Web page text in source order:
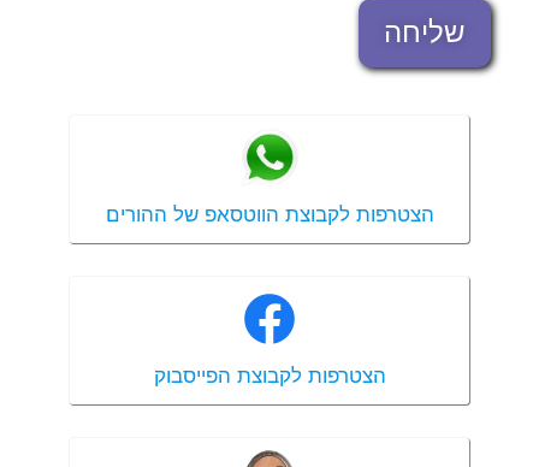
שליחה
הצטרפות לקבוצת הווטסאפ של ההורים
הצטרפות לקבוצת הפייסבוק